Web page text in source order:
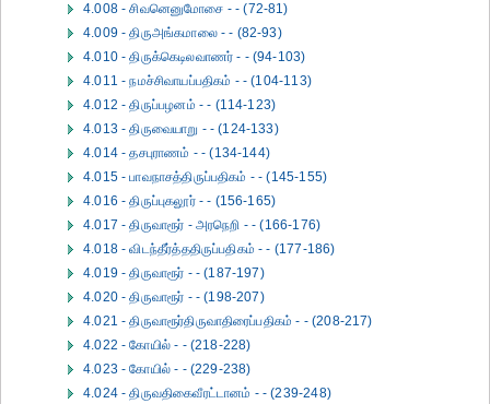
4.008 - சிவனெனுமோசை - - (72-81)
4.009 - திருஅங்கமாலை - - (82-93)
4.010 - திருக்கெடிலவாணர் - - (94-103)
4.011 - நமச்சிவாயப்பதிகம் - - (104-113)
4.012 - திருப்பழனம் - - (114-123)
4.013 - திருவையாறு - - (124-133)
4.014 - தசபுராணம் - - (134-144)
4.015 - பாவநாசத்திருப்பதிகம் - - (145-155)
4.016 - திருப்புகலூர் - - (156-165)
4.017 - திருவாரூர் - அரநெறி - - (166-176)
4.018 - விடந்தீர்த்ததிருப்பதிகம் - - (177-186)
4.019 - திருவாரூர் - - (187-197)
4.020 - திருவாரூர் - - (198-207)
4.021 - திருவாரூர்திருவாதிரைப்பதிகம் - - (208-217)
4.022 - கோயில் - - (218-228)
4.023 - கோயில் - - (229-238)
4.024 - திருவதிகைவீரட்டானம் - - (239-248)